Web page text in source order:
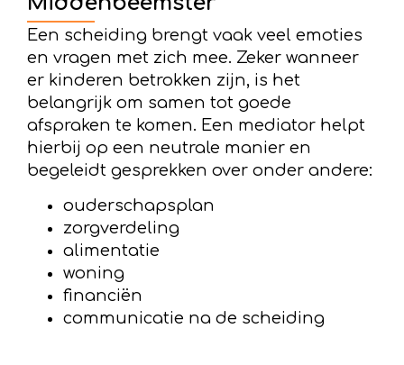
Een scheiding brengt vaak veel emoties
en vragen met zich mee. Zeker wanneer
er kinderen betrokken zijn, is het
belangrijk om samen tot goede
afspraken te komen. Een mediator helpt
hierbij op een neutrale manier en
begeleidt gesprekken over onder andere:
ouderschapsplan
zorgverdeling
alimentatie
woning
financiën
communicatie na de scheiding